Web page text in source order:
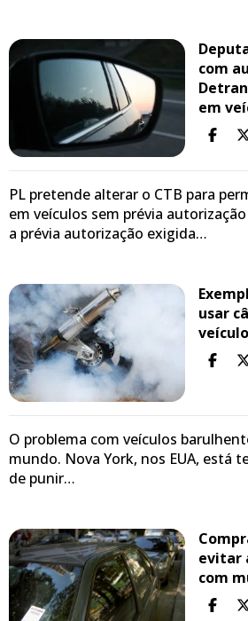
com
em
PL pretende alterar o CTB para
em veículos sem prévia
a prévia autorização exigida…
usar
O problema com veículos
mundo. Nova York, nos EUA, está
de punir…
evitar
com